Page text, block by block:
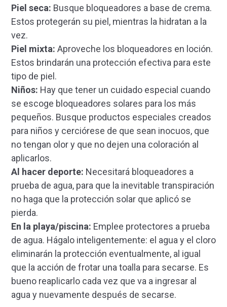
Piel seca: Busque bloqueadores a base de crema.
Estos protegerán su piel, mientras la hidratan a la
vez.
Piel mixta: Aproveche los bloqueadores en loción.
Estos brindarán una protección efectiva para este
tipo de piel.
Niños: Hay que tener un cuidado especial cuando
se escoge bloqueadores solares para los más
pequeños. Busque productos especiales creados
para niños y cerciórese de que sean inocuos, que
no tengan olor y que no dejen una coloración al
aplicarlos.
Al hacer deporte: Necesitará bloqueadores a
prueba de agua, para que la inevitable transpiración
no haga que la protección solar que aplicó se
pierda.
En la playa/piscina: Emplee protectores a prueba
de agua. Hágalo inteligentemente: el agua y el cloro
eliminarán la protección eventualmente, al igual
que la acción de frotar una toalla para secarse. Es
bueno reaplicarlo cada vez que va a ingresar al
agua y nuevamente después de secarse.